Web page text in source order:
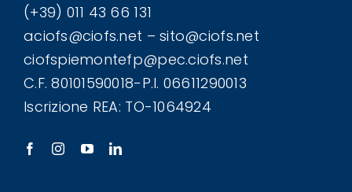
(+39) 011 43 66 131
aciofs@ciofs.net – sito@ciofs.net
ciofspiemontefp@pec.ciofs.net
C.F. 80101590018-P.I. 06611290013
Iscrizione REA: TO-1064924